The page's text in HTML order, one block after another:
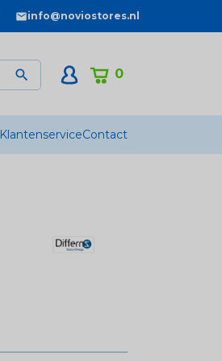
info@noviostores.nl
0

KlantenserviceContact